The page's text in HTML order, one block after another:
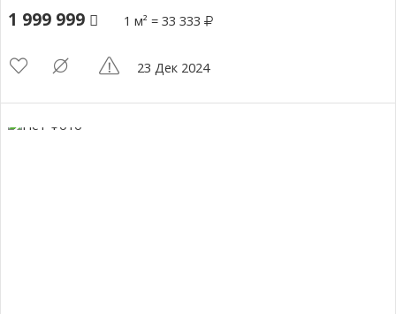
1 999 999 1 м² = 33 333
23 Дек 2024